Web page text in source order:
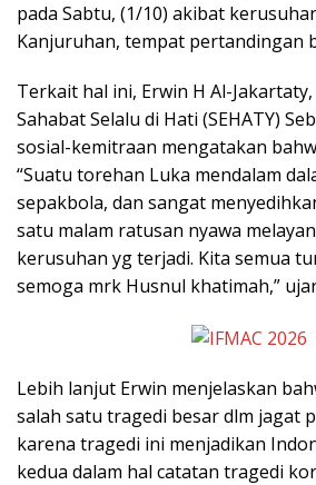
pada Sabtu, (1/10) akibat
Kanjuruhan, tempat pertandingan
Terkait hal ini, Erwin H Al-
Sahabat Selalu di Hati (SEHATY)
sosial-kemitraan mengatakan
“Suatu torehan Luka mendalam
sepakbola, dan sangat
satu malam ratusan nyawa
kerusuhan yg terjadi. Kita semua
semoga mrk Husnul khatimah,”
Lebih lanjut Erwin menjelaskan
salah satu tragedi besar dlm jagat
karena tragedi ini menjadikan
kedua dalam hal catatan tragedi